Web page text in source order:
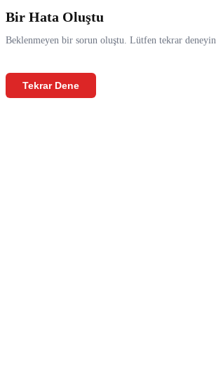
Bir Hata Oluştu
Beklenmeyen bir sorun oluştu. Lütfen tekrar deneyin.
Tekrar Dene